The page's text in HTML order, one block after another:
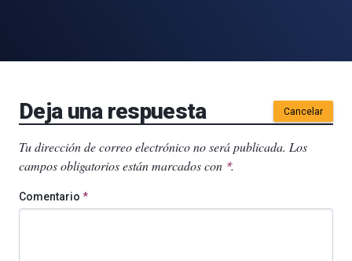
Deja una respuesta Cancelar
Tu dirección de correo electrónico no será publicada. Los
campos obligatorios están marcados con *.
Comentario *